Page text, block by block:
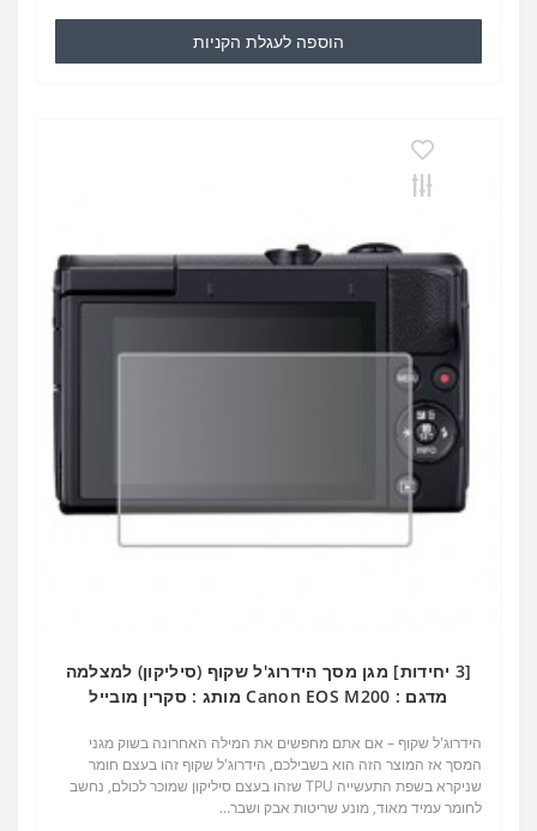
הוספה לעגלת הקניות
[3 יחידות] מגן מסך הידרוג'ל שקוף (סיליקון) למצלמה
מדגם : Canon EOS M200 מותג : סקרין מובייל
הידרוג'ל שקוף – אם אתם מחפשים את המילה האחרונה בשוק מגני
המסך אז המוצר הזה הוא בשבילכם, הידרוג'ל שקוף זהו בעצם חומר
שניקרא בשפת התעשייה TPU שזהו בעצם סיליקון שמוכר לכולם, נחשב
לחומר עמיד מאוד, מונע שריטות אבק ושבר...